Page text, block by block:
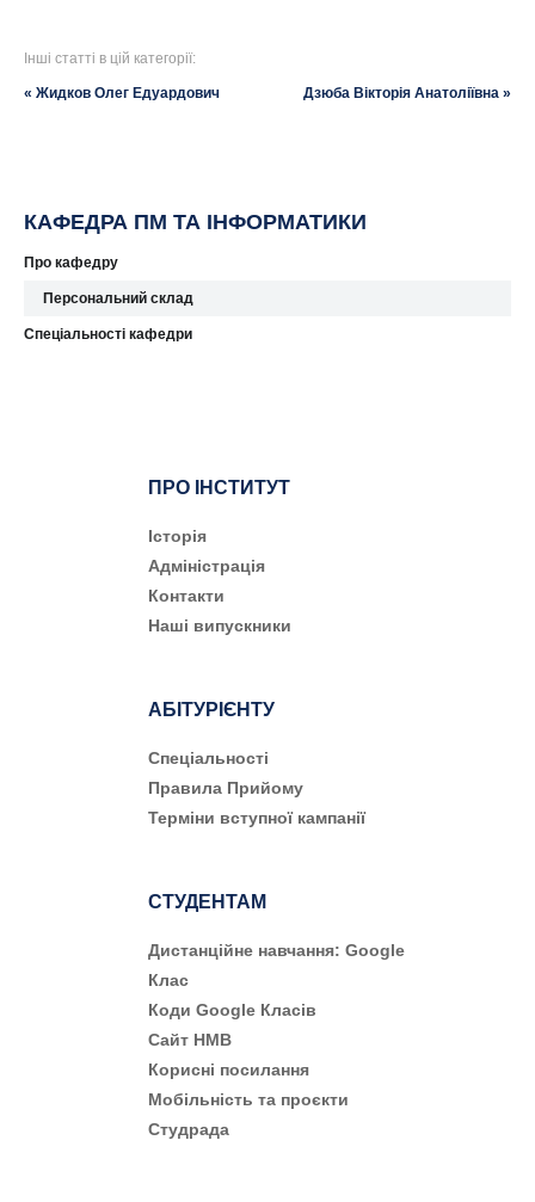
Інші статті в цій категорії:
« Жидков Олег Едуардович Дзюба Вікторія Анатоліївна »
КАФЕДРА ПМ ТА ІНФОРМАТИКИ
Про кафедру
Персональний склад
Спеціальності кафедри
ПРО ІНСТИТУТ
Історія
Адміністрація
Контакти
Наші випускники
АБІТУРІЄНТУ
Cпеціальності
Правила Прийому
Терміни вступної кампанії
СТУДЕНТАМ
Дистанційне навчання: Google
Клас
Коди Google Класів
Сайт НМВ
Корисні посилання
Мобільність та проєкти
Студрада